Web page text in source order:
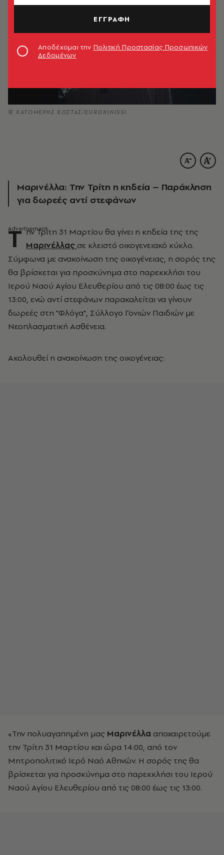
© ΚΑΤΩΜΕΡΗΣ ΚΩΣΤΑΣ/EUROKINISSI
Μαρινέλλα: Την Τρίτη η κηδεία – Παράκληση
για δωρεές αντί στεφάνων
Τ ην Τρίτη 31 Μαρτίου θα γίνει η κηδεία της της
Μαρινέλλας σε κλειστό οικογενειακό κύκλο.
Σύμφωνα με ανακοίνωση της οικογένειας, η σορός της
θα βρίσκεται για προσκύνημα στο παρεκκλήσι του
Ιερού Ναού Αγίου Ελευθερίου από τις 08:00 έως τις
13:00, ενώ αντί στεφάνων παρακαλείται να γίνουν
δωρεές στη "Φλόγα", Σύλλογο Γονιών Παιδιών με
Νεοπλασματική Ασθένεια.
Ακολουθεί η ανακοίνωση της οικογένειας:
«Την πολυαγαπημένη μας Μαρινέλλα αποχαιρετούμε
την Τρίτη 31 Μαρτίου και ώρα 14:00, από τον
Μητροπολιτικό Ιερό Ναό Αθηνών. Η σορός της θα
βρίσκεται για προσκύνημα στο παρεκκλήσι του Ιερού
Ναού Αγίου Ελευθερίου από τις 08:00 έως τις 13:00.
ΕΓΓΡΑΦΗ
Αποδέχομαι την Πολιτική Προστασίας Προσωπικών
Δεδομένων